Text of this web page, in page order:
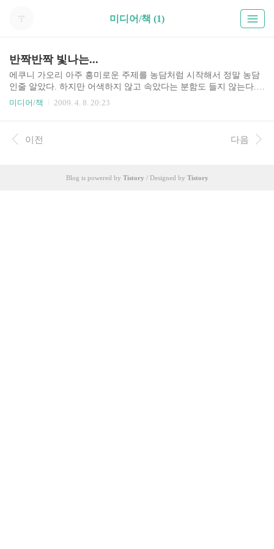
미디어/책 (1)
반짝반짝 빛나는...
에쿠니 가오리 아주 흥미로운 주제를 농담처럼 시작해서 정말 농담
인줄 알았다. 하지만 어색하지 않고 속았다는 분함도 들지 않는다.
뭐랄까 잔잔하다. 잔잔한 마음에 물결을 일으키는 글이라고나 할까
성을 자극한다고나 할까? 일반적인 시사나 정보 전달의 목적을 위한
인터넷의 글은 정말 짧아서, 감성 뉴런의 지구력에 아무런 도움을 못
나도 예전에는 책을 많이 읽었었는데, 아 예전에는 이런 느낌 많이
미디어/책 2009. 4. 8. 20:23
이전 다음
Blog is powered by Tistory / Designed by Tistory